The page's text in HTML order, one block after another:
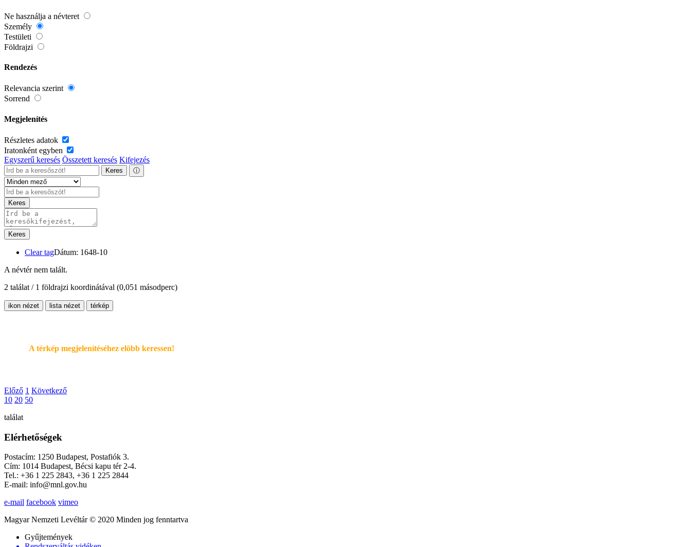
Ne használja a névteret
Személy
Testületi
Földrajzi
Rendezés
Relevancia szerint
Sorrend
Megjelenítés
Részletes adatok
Iratonként egyben
Egyszerű keresés Összetett keresés Kifejezés
Keres ⓘ
Keres
Keres
Clear tagDátum: 1648-10
A névtér nem talált.
2 találat / 1 földrajzi koordinátával (0,051 másodperc)
ikon nézet lista nézet térkép
A térkép megjelenítéséhez elöbb keressen!
Előző 1 Következő
10 20 50
találat
Elérhetőségek
Postacím: 1250 Budapest, Postafiók 3.
Cím: 1014 Budapest, Bécsi kapu tér 2-4.
Tel.: +36 1 225 2843, +36 1 225 2844
E-mail: info@mnl.gov.hu
e-mail facebook vimeo
Magyar Nemzeti Levéltár © 2020 Minden jog fenntartva
Gyűjtemények